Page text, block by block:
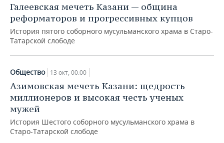
Галеевская мечеть Казани — община
реформаторов и прогрессивных купцов
История пятого соборного мусульманского храма в Старо-
Татарской слободе
Общество 13 окт, 00:00
Азимовская мечеть Казани: щедрость
миллионеров и высокая честь ученых
мужей
История Шестого соборного мусульманского храма в
Старо-Татарской слободе